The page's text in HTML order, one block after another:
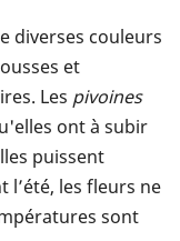
diverses couleurs
et
Les pivoines
ont à subir
puissent
l’été, les fleurs ne
sont